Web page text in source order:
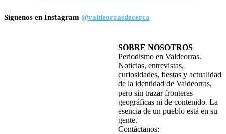
Síguenos en Instagram @valdeorrasdecerca
SOBRE NOSOTROS
Periodismo en Valdeorras.
Noticias, entrevistas,
curiosidades, fiestas y actualidad
de la identidad de Valdeorras,
pero sin trazar fronteras
geográficas ni de contenido. La
esencia de un pueblo está en su
gente.
Contáctanos: